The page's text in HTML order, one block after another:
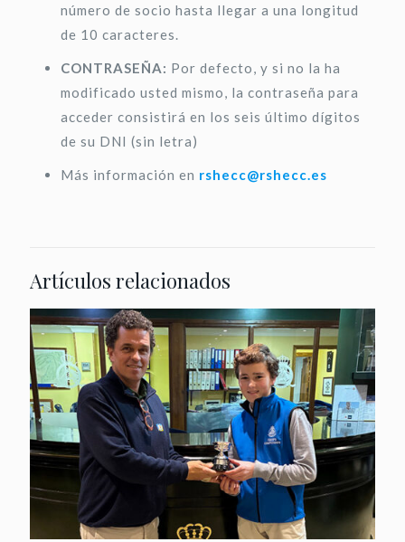
número de socio hasta llegar a una longitud
de 10 caracteres.
CONTRASEÑA: Por defecto, y si no la ha
modificado usted mismo, la contraseña para
acceder consistirá en los seis último dígitos
de su DNI (sin letra)
Más información en rshecc@rshecc.es
Artículos relacionados